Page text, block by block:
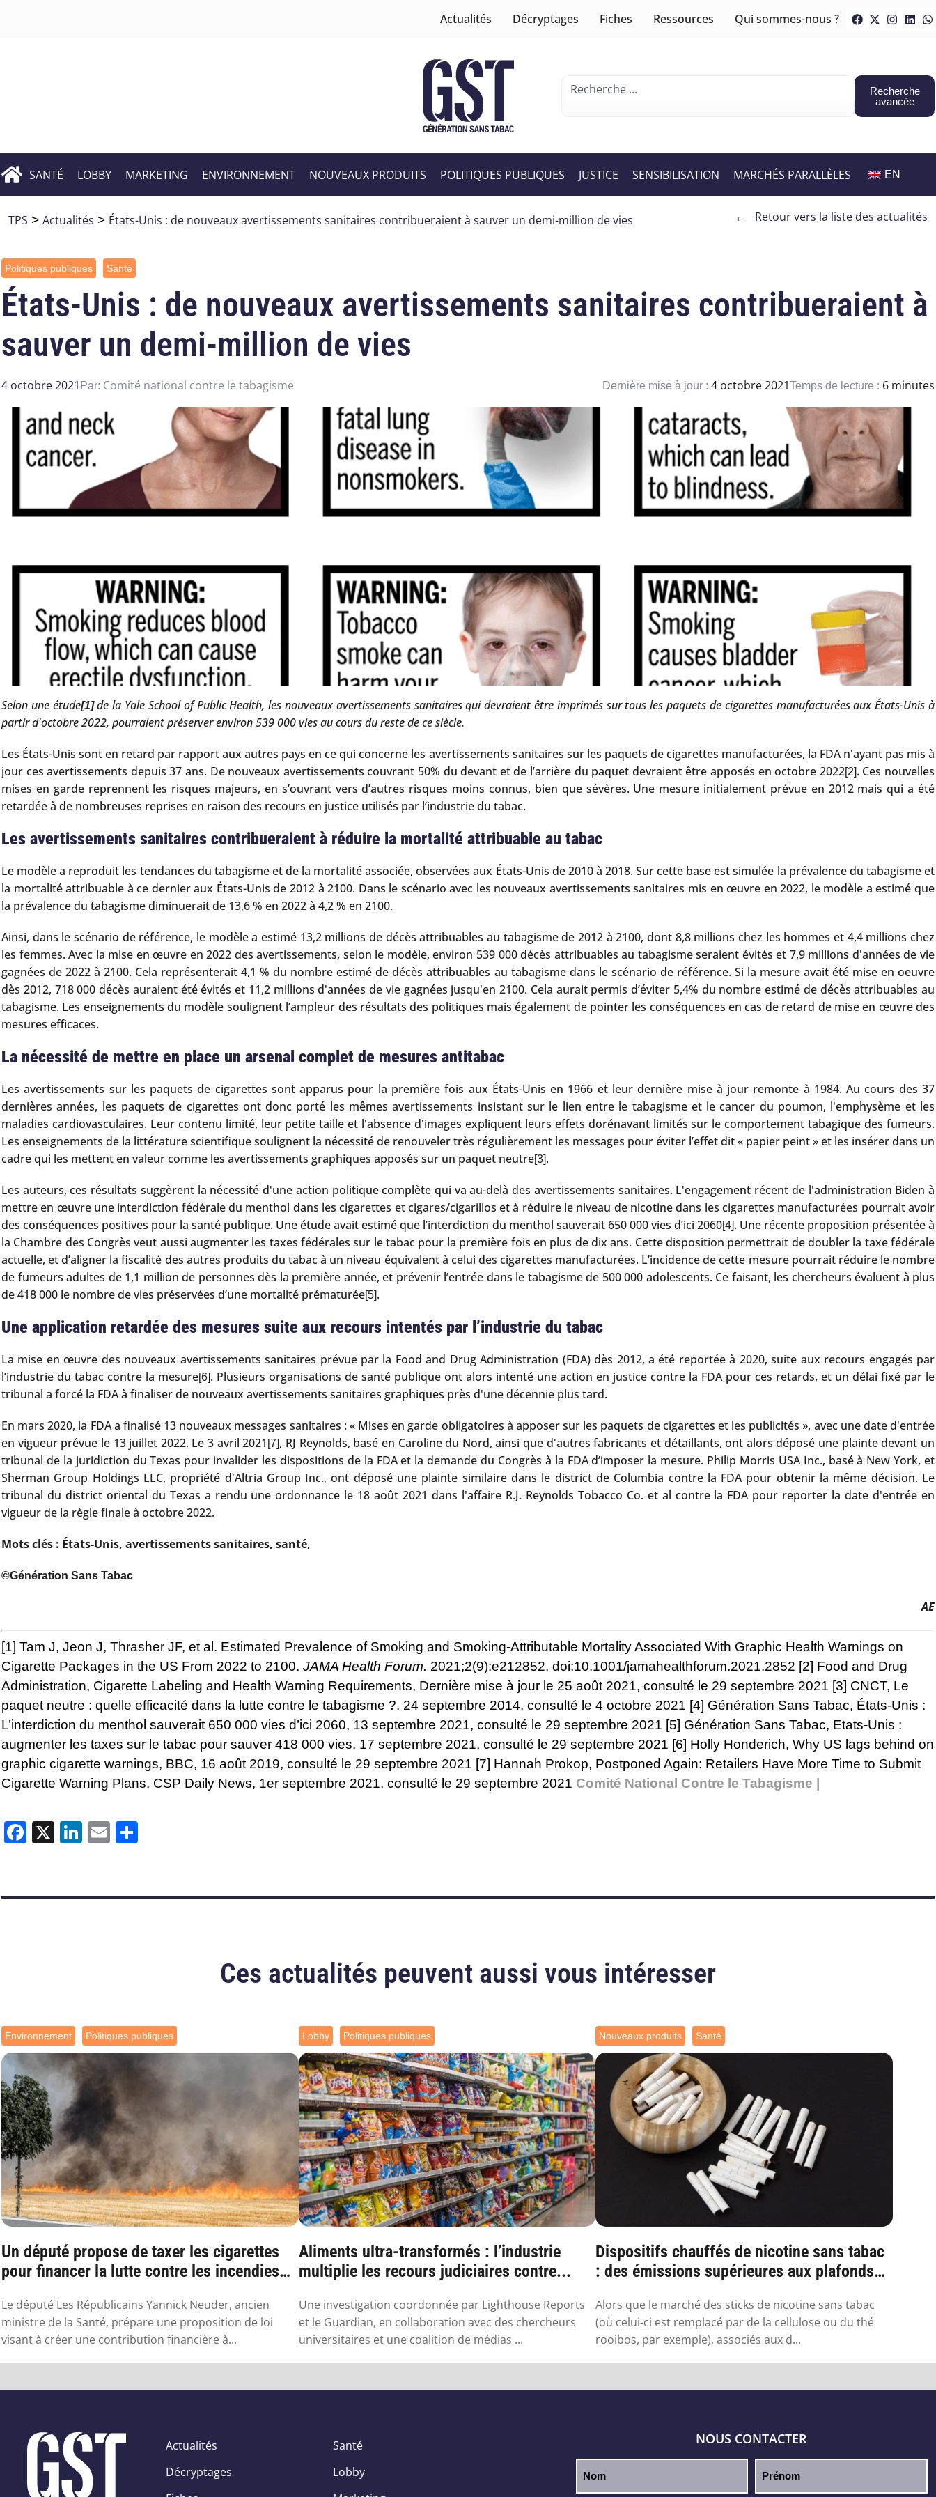
Actualités Décryptages Fiches Ressources Qui sommes-nous ?
Recherche
avancée
SANTÉ LOBBY MARKETING ENVIRONNEMENT NOUVEAUX PRODUITS POLITIQUES PUBLIQUES JUSTICE SENSIBILISATION MARCHÉS PARALLÈLES EN
TPS > Actualités > États-Unis : de nouveaux avertissements sanitaires contribueraient à sauver un demi-million de vies ← Retour vers la liste des actualités
Politiques publiques Santé
États-Unis : de nouveaux avertissements sanitaires contribueraient à
sauver un demi-million de vies
4 octobre 2021 Par: Comité national contre le tabagisme Dernière mise à jour : 4 octobre 2021Temps de lecture : 6 minutes
Selon une étude[1]de la Yale School of Public Health, les nouveaux avertissements sanitaires qui devraient être imprimés sur tous les paquets de cigarettes manufacturées aux États-Unis à
partir d'octobre 2022, pourraient préserver environ 539 000 vies au cours du reste de ce siècle.
Les États-Unis sont en retard par rapport aux autres pays en ce qui concerne les avertissements sanitaires sur les paquets de cigarettes manufacturées, la FDA n'ayant pas mis à
jour ces avertissements depuis 37 ans. De nouveaux avertissements couvrant 50% du devant et de l’arrière du paquet devraient être apposés en octobre 2022[2]. Ces nouvelles
mises en garde reprennent les risques majeurs, en s’ouvrant vers d’autres risques moins connus, bien que sévères. Une mesure initialement prévue en 2012 mais qui a été
retardée à de nombreuses reprises en raison des recours en justice utilisés par l’industrie du tabac.
Les avertissements sanitaires contribueraient à réduire la mortalité attribuable au tabac
Le modèle a reproduit les tendances du tabagisme et de la mortalité associée, observées aux États-Unis de 2010 à 2018. Sur cette base est simulée la prévalence du tabagisme et
la mortalité attribuable à ce dernier aux États-Unis de 2012 à 2100. Dans le scénario avec les nouveaux avertissements sanitaires mis en œuvre en 2022, le modèle a estimé que
la prévalence du tabagisme diminuerait de 13,6 % en 2022 à 4,2 % en 2100.
Ainsi, dans le scénario de référence, le modèle a estimé 13,2 millions de décès attribuables au tabagisme de 2012 à 2100, dont 8,8 millions chez les hommes et 4,4 millions chez
les femmes. Avec la mise en œuvre en 2022 des avertissements, selon le modèle, environ 539 000 décès attribuables au tabagisme seraient évités et 7,9 millions d'années de vie
gagnées de 2022 à 2100. Cela représenterait 4,1 % du nombre estimé de décès attribuables au tabagisme dans le scénario de référence. Si la mesure avait été mise en oeuvre
dès 2012, 718 000 décès auraient été évités et 11,2 millions d'années de vie gagnées jusqu'en 2100. Cela aurait permis d’éviter 5,4% du nombre estimé de décès attribuables au
tabagisme. Les enseignements du modèle soulignent l’ampleur des résultats des politiques mais également de pointer les conséquences en cas de retard de mise en œuvre des
mesures efficaces.
La nécessité de mettre en place un arsenal complet de mesures antitabac
Les avertissements sur les paquets de cigarettes sont apparus pour la première fois aux États-Unis en 1966 et leur dernière mise à jour remonte à 1984. Au cours des 37
dernières années, les paquets de cigarettes ont donc porté les mêmes avertissements insistant sur le lien entre le tabagisme et le cancer du poumon, l'emphysème et les
maladies cardiovasculaires. Leur contenu limité, leur petite taille et l'absence d'images expliquent leurs effets dorénavant limités sur le comportement tabagique des fumeurs.
Les enseignements de la littérature scientifique soulignent la nécessité de renouveler très régulièrement les messages pour éviter l’effet dit « papier peint » et les insérer dans un
cadre qui les mettent en valeur comme les avertissements graphiques apposés sur un paquet neutre[3].
Les auteurs, ces résultats suggèrent la nécessité d'une action politique complète qui va au-delà des avertissements sanitaires. L'engagement récent de l'administration Biden à
mettre en œuvre une interdiction fédérale du menthol dans les cigarettes et cigares/cigarillos et à réduire le niveau de nicotine dans les cigarettes manufacturées pourrait avoir
des conséquences positives pour la santé publique. Une étude avait estimé que l’interdiction du menthol sauverait 650 000 vies d’ici 2060[4]. Une récente proposition présentée à
la Chambre des Congrès veut aussi augmenter les taxes fédérales sur le tabac pour la première fois en plus de dix ans. Cette disposition permettrait de doubler la taxe fédérale
actuelle, et d’aligner la fiscalité des autres produits du tabac à un niveau équivalent à celui des cigarettes manufacturées. L’incidence de cette mesure pourrait réduire le nombre
de fumeurs adultes de 1,1 million de personnes dès la première année, et prévenir l’entrée dans le tabagisme de 500 000 adolescents. Ce faisant, les chercheurs évaluent à plus
de 418 000 le nombre de vies préservées d’une mortalité prématurée[5].
Une application retardée des mesures suite aux recours intentés par l’industrie du tabac
La mise en œuvre des nouveaux avertissements sanitaires prévue par la Food and Drug Administration (FDA) dès 2012, a été reportée à 2020, suite aux recours engagés par
l’industrie du tabac contre la mesure[6]. Plusieurs organisations de santé publique ont alors intenté une action en justice contre la FDA pour ces retards, et un délai fixé par le
tribunal a forcé la FDA à finaliser de nouveaux avertissements sanitaires graphiques près d'une décennie plus tard.
En mars 2020, la FDA a finalisé 13 nouveaux messages sanitaires : « Mises en garde obligatoires à apposer sur les paquets de cigarettes et les publicités », avec une date d'entrée
en vigueur prévue le 13 juillet 2022. Le 3 avril 2021 [7], RJ Reynolds, basé en Caroline du Nord, ainsi que d'autres fabricants et détaillants, ont alors déposé une plainte devant un
tribunal de la juridiction du Texas pour invalider les dispositions de la FDA et la demande du Congrès à la FDA d’imposer la mesure. Philip Morris USA Inc., basé à New York, et
Sherman Group Holdings LLC, propriété d'Altria Group Inc., ont déposé une plainte similaire dans le district de Columbia contre la FDA pour obtenir la même décision. Le
tribunal du district oriental du Texas a rendu une ordonnance le 18 août 2021 dans l'affaire R.J. Reynolds Tobacco Co. et al contre la FDA pour reporter la date d'entrée en
vigueur de la règle finale à octobre 2022.
Mots clés : États-Unis, avertissements sanitaires, santé,
©Génération Sans Tabac
AE
[1] Tam J, Jeon J, Thrasher JF, et al. Estimated Prevalence of Smoking and Smoking-Attributable Mortality Associated With Graphic Health Warnings on
Cigarette Packages in the US From 2022 to 2100. JAMA Health Forum. 2021;2(9):e212852. doi:10.1001/jamahealthforum.2021.2852 [2] Food and Drug
Administration, Cigarette Labeling and Health Warning Requirements, Dernière mise à jour le 25 août 2021, consulté le 29 septembre 2021 [3] CNCT, Le
paquet neutre : quelle efficacité dans la lutte contre le tabagisme ?, 24 septembre 2014, consulté le 4 octobre 2021 [4] Génération Sans Tabac, États-Unis :
L’interdiction du menthol sauverait 650 000 vies d’ici 2060, 13 septembre 2021, consulté le 29 septembre 2021 [5] Génération Sans Tabac, Etats-Unis :
augmenter les taxes sur le tabac pour sauver 418 000 vies, 17 septembre 2021, consulté le 29 septembre 2021 [6] Holly Honderich, Why US lags behind on
graphic cigarette warnings, BBC, 16 août 2019, consulté le 29 septembre 2021 [7] Hannah Prokop, Postponed Again: Retailers Have More Time to Submit
Cigarette Warning Plans, CSP Daily News, 1er septembre 2021, consulté le 29 septembre 2021 Comité National Contre le Tabagisme |
Facebook
X LinkedIn
Email
Ces actualités peuvent aussi vous intéresser
Environnement Politiques publiques
Un député propose de taxer les cigarettes
pour financer la lutte contre les incendies
Le député Les Républicains Yannick Neuder, ancien
ministre de la Santé, prépare une proposition de loi
visant à créer une contribution financière à...
Lobby Politiques publiques
Aliments ultra-transformés : l’industrie
multiplie les recours judiciaires contre...
Une investigation coordonnée par Lighthouse Reports
et le Guardian, en collaboration avec des chercheurs
universitaires et une coalition de médias ...
Nouveaux produits Santé
Dispositifs chauffés de nicotine sans tabac
: des émissions supérieures aux plafonds
Alors que le marché des sticks de nicotine sans tabac
(où celui-ci est remplacé par de la cellulose ou du thé
rooibos, par exemple), associés aux d...
Actualités
Décryptages
Santé
Lobby
NOUS CONTACTER